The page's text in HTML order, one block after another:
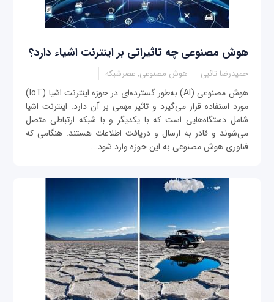
هوش مصنوعی چه تاثیراتی بر اینترنت اشیاء دارد؟
حمیدرضا تائبی هوش مصنوعی, عصرشبکه
هوش مصنوعی (AI) به‌طور گسترده‌ای در حوزه اینترنت اشیا (IoT)
مورد استفاده قرار می‌گیرد و تاثیر مهمی بر آن دارد. اینترنت اشیا
شامل دستگاه‌هایی است که با یکدیگر و با شبکه ارتباطی متصل
می‌شوند و قادر به ارسال و دریافت اطلاعات هستند. هنگامی که
فناوری هوش مصنوعی به این حوزه وارد شود...